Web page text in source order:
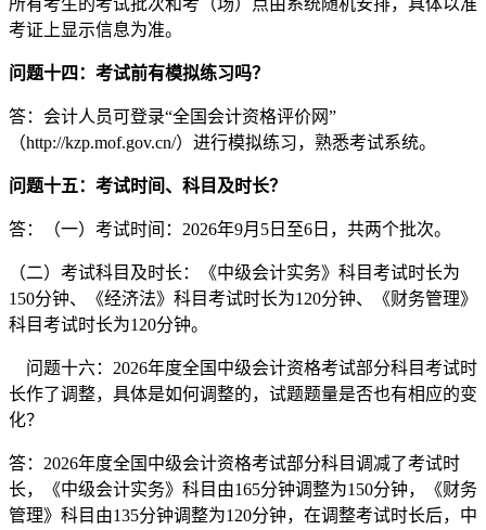
考证上显示信息为准。
问题十四：考试前有模拟练习吗？
答：会计人员可登录“全国会计资格评价网”
（http://kzp.mof.gov.cn/）进行模拟练习，熟悉考试系统。
问题十五：考试时间、科目及时长？
答：（一）考试时间：2026年9月5日至6日，共两个批次。
（二）考试科目及时长：《中级会计实务》科目考试时长为
150分钟、《经济法》科目考试时长为120分钟、《财务管理》
科目考试时长为120分钟。
问题十六：2026年度全国中级会计资格考试部分科目考试时
长作了调整，具体是如何调整的，试题题量是否也有相应的变
化？
答：2026年度全国中级会计资格考试部分科目调减了考试时
长，《中级会计实务》科目由165分钟调整为150分钟，《财务
管理》科目由135分钟调整为120分钟，在调整考试时长后，中